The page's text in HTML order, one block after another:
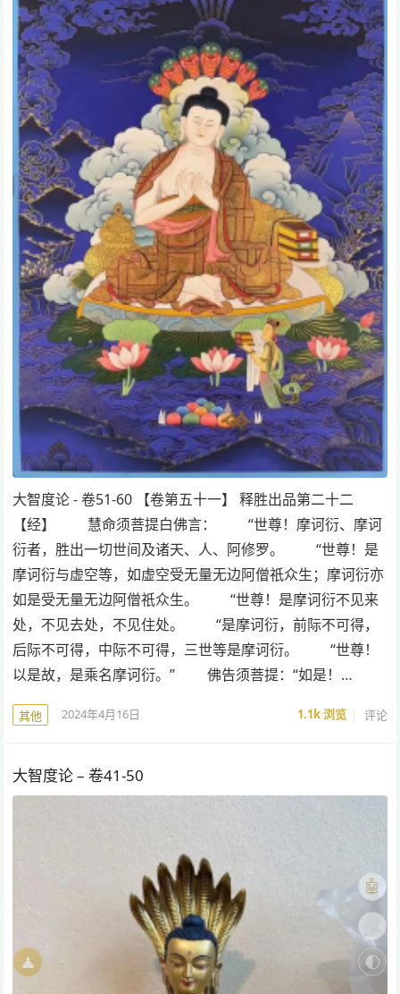
大智度论 - 卷51-60 【卷第五十一】 释胜出品第二十二
【经】 慧命须菩提白佛言： “世尊！摩诃衍、摩诃
衍者，胜出一切世间及诸天、人、阿修罗。 “世尊！是
摩诃衍与虚空等，如虚空受无量无边阿僧祇众生；摩诃衍亦
如是受无量无边阿僧祇众生。 “世尊！是摩诃衍不见来
处，不见去处，不见住处。 “是摩诃衍，前际不可得，
后际不可得，中际不可得，三世等是摩诃衍。 “世尊！
以是故，是乘名摩诃衍。” 佛告须菩提：“如是！…
其他 2024年4月16日 1.1k浏览 评论
大智度论 – 卷41-50
🌓
🧘
🤖